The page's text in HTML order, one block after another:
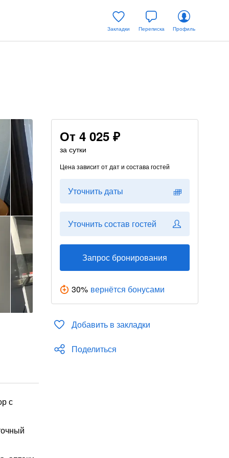
Закладки Переписка Профиль
От 4 025 ₽
за сутки
Цена зависит от дат и состава гостей
Уточнить даты
Уточнить состав гостей
Запрос бронирования
30% вернётся бонусами
Добавить в закладки
Поделиться
с